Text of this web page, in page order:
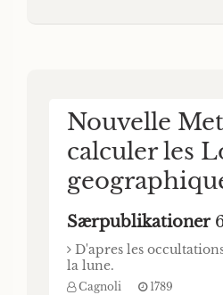
Nouvelle
calculer les
Særpublikationer
D'apres les
la lune.
Cagnoli 1789